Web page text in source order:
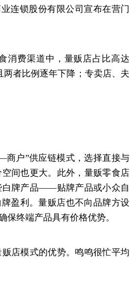
连锁股份有限公司宣布在营门
消费渠道中，量贩店占比高达
两者比例逐年下降；专卖店、夫
户”供应链模式，选择直接与
间也更大。此外，量贩零食店
白牌产品——贴牌产品或小众自
盈利。量贩店也不向品牌方设
保终端产品具有价格优势。
店模式的优势。鸣鸣很忙平均